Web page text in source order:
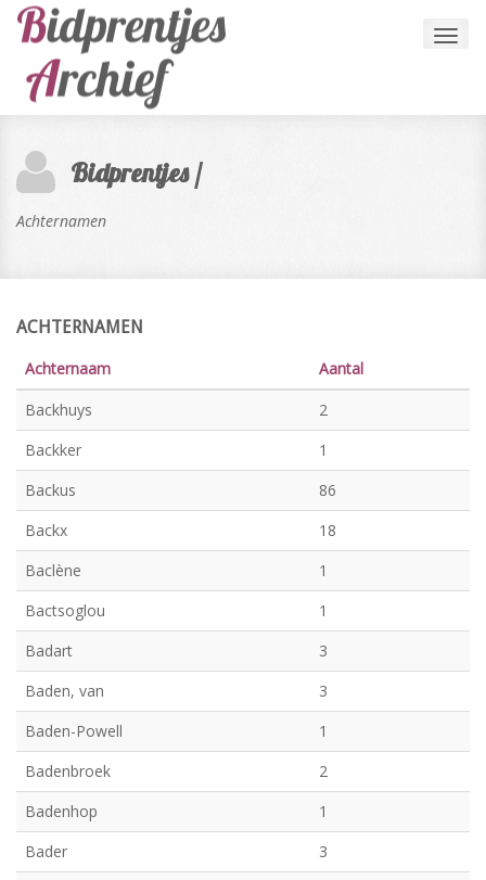
Bidprentjes /
Achternamen
ACHTERNAMEN
Achternaam
Aantal
Backhuys
2
Backker
1
Backus
86
Backx
18
Baclène
1
Bactsoglou
1
Badart
3
Baden, van
3
Baden-Powell
1
Badenbroek
2
Badenhop
1
Bader
3